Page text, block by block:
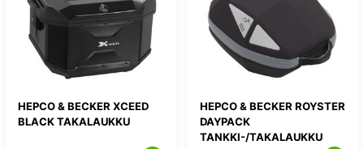
HEPCO & BECKER XCEED
BLACK TAKALAUKKU
HEPCO & BECKER ROYSTER
DAYPACK
TANKKI-/TAKALAUKKU